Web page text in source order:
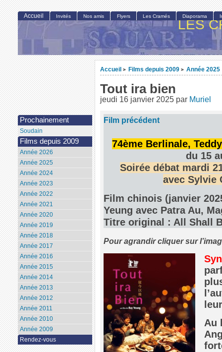
LES
Accueil > Films depuis 2009 > Année 2025
Tout ira bien
jeudi 16 janvier 2025 par Muriel
Film précédent
74ème Berlinale,
du 15
Soirée débat mardi
avec Sylvie
Film chinois (janvier
Yeung avec Patra Au,
Titre original : All Shall
Pour agrandir cliquer sur
Au
Accueil Invités Nos amis Flyers Les Cramés Diaporama
Prochainement
Soudain
Films depuis 2009
Année 2026
Année 2025
Année 2024
Année 2023
Année 2022
Année 2021
Année 2020
Année 2019
Année 2018
Année 2017
Année 2016
Année 2015
Année 2014
Année 2013
Année 2012
Année 2011
Année 2010
Année 2009
Rendez-vous